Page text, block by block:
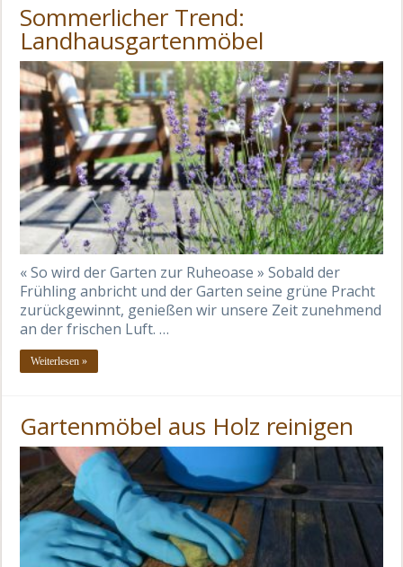
Sommerlicher Trend:
Landhausgartenmöbel
« So wird der Garten zur Ruheoase » Sobald der
Frühling anbricht und der Garten seine grüne Pracht
zurückgewinnt, genießen wir unsere Zeit zunehmend
an der frischen Luft. …
Weiterlesen »
Gartenmöbel aus Holz reinigen